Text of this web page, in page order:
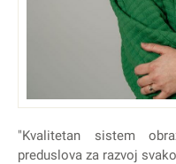
"Kvalitetan sistem
preduslova za razvoj